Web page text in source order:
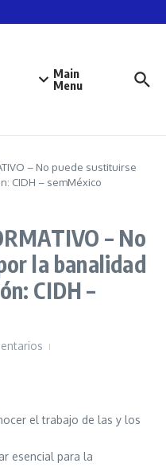
armadas en Santa Bárbara,
UNAM alejada de la
Main
Menu
– No puede sustituirse
CIDH – semMéxico
– No
la banalidad
CIDH –
el trabajo de las y los
esencial para la